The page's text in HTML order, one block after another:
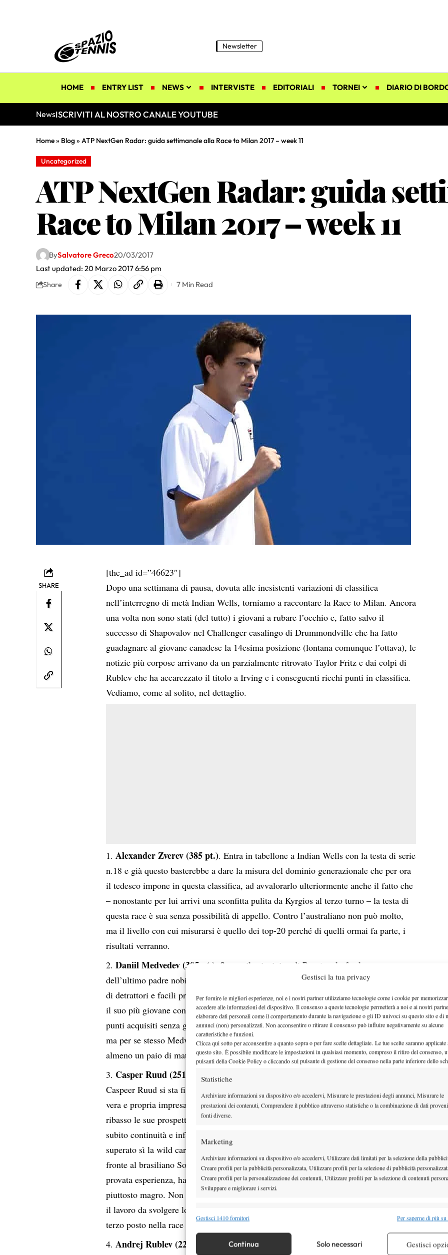
Gestisci la tua privacy
Per fornire le migliori esperienze, noi e i nostri partner utilizziamo tecnologie come i cookie per
accedere alle informazioni del dispositivo. Il consenso a queste tecnologie permetterà a noi e ai nostri
elaborare dati personali come il comportamento durante la navigazione o gli ID univoci su questo sito e di
annunci (non) personalizzati. Non acconsentire o ritirare il consenso può influire negativamente su alcune
caratteristiche e funzioni.
Clicca qui sotto per acconsentire a quanto sopra o per fare scelte dettagliate. Le tue scelte saranno applicate
questo sito. È possibile modificare le impostazioni in qualsiasi momento, compreso il ritiro del consenso,
pulsanti della Cookie Policy o cliccando sul pulsante di gestione del consenso nella parte inferiore dello
Statistiche
Archiviare informazioni su dispositivo e/o accedervi, Misurare le prestazioni degli annunci, Misurare le
prestazioni dei contenuti, Comprendere il pubblico attraverso statistiche o la combinazione di dati
fonti diverse.
Marketing
Archiviare informazioni su dispositivo e/o accedervi, Utilizzare dati limitati per la selezione della
Creare profili per la pubblicità personalizzata, Utilizzare profili per la selezione di pubblicità
Creare profili per la personalizzazione dei contenuti, Utilizzare profili per la selezione di contenuti
Sviluppare e migliorare i servizi.
Funzionalità
Identificare i dispositivi in base alle informazioni trasmesse automaticamente.
Gestisci 1410 fornitori Per saperne di più
Continua Solo necessari Gestisci
Newsletter
HOME ENTRY LIST NEWS INTERVISTE EDITORIALI TORNEI DIARIO DI
NewsISCRIVITI AL NOSTRO CANALE YOUTUBE
Home» Blog» ATP NextGen Radar: guida settimanale alla Race to Milan 2017 – week 11
Uncategorized
ATP NextGen Radar: guida
Race to Milan 2017 – week 11
Last updated: 20 Marzo 2017 6:56 pm
BySalvatore Greco20/03/2017
Share 7 Min Read
SHARE
[the_ad id=”46623″]
Dopo una settimana di pausa, dovuta alle inesistenti variazioni di classifica
nell’interregno di metà Indian Wells, torniamo a raccontare la Race to Milan. Ancora
una volta non sono stati (del tutto) i giovani a rubare l’occhio e, fatto salvo il
successo di Shapovalov nel Challenger casalingo di Drummondville che ha fatto
guadagnare al giovane canadese la 14esima posizione (lontana comunque l’ottava), le
notizie più corpose arrivano da un parzialmente ritrovato Taylor Fritz e dai colpi di
Rublev che ha accarezzato il titolo a Irving e i conseguenti ricchi punti in classifica.
Vediamo, come al solito, nel dettaglio.
Alexander Zverev (385 pt.). Entra in tabellone a Indian Wells con la testa di serie
n.18 e già questo basterebbe a dare la misura del dominio generazionale che per ora
il tedesco impone in questa classifica, ad avvalorarlo ulteriormente anche il fatto che
– nonostante per lui arrivi una sconfitta pulita da Kyrgios al terzo turno – la testa di
questa race è sua senza possibilità di appello. Contro l’australiano non può molto,
ma il livello con cui misurarsi è quello dei top-20 perché di quelli ormai fa parte, i
risultati verranno.
Daniil Medvedev (305 pt.) . Stecca il principino di Russia e lo fa al cospetto
dell’ultimo padre nobile del tennis del suo Paese, quel Michail Juzhnyj che a dispetto
di detrattori e facili profeti continua a sprazzi a imporre la sua legge sul circuito. Per
il suo più giovane connazionale appuntamento rimandato a data da destinarsi e venti
punti acquisiti senza grandi soddisfazioni. Chi gli sta dietro non scalpita follemente,
ma per se stesso Medvedev dovrà puntare a qualcosa di più e tornare a vincere
almeno un paio di match di fila, cosa che non accade dal 250 di Marsiglia.
Casper Ruud (251 pt.). A Brasile abbandonato e carnevale concluso, l’hype di
Caspeer Ruud si sta fisiologicamente ridimensionando. Nulla che tolga valore alla
vera e propria impresa combinata dal norvegese a Rio né certamente un rivalutare al
ribasso le sue prospettive, ma un periodo di risultati così non poteva conoscere
subito continuità e infatti Ruud durante il Challenger cileno di Chacantun ha
superato sì la wild card locale Soto al primo turno con un agile 6-2 6-1 ma poi di
fronte al brasiliano Souza, certamente non un maestro della racchetta ma giocatore di
provata esperienza, ha ceduto 5-7 6-4 7-5 tornando a casa con un bottino di punti
piuttosto magro. Non è quello che ora deve interessare al norvegese, questo è certo, e
il lavoro da svolgere lo svolgerà sicuramente meglio con i suoi tempi. Mantiene il
terzo posto nella race anche per l’altrui inappetenza.
Andrej Rublev (221 pt.)
. Le quasi due settimane del quasi slam di Indian Wells